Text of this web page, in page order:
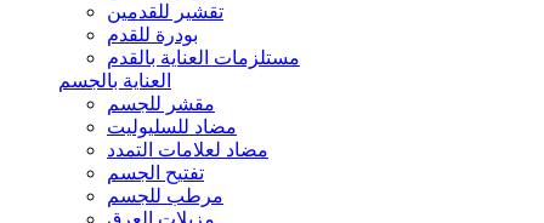
تقشير للقدمين
بودرة للقدم
مستلزمات العناية بالقدم
العناية بالجسم
مقشر للجسم
مضاد للسليوليت
مضاد لعلامات التمدد
تفتيح الجسم
مرطب للجسم
مزيلات العرق